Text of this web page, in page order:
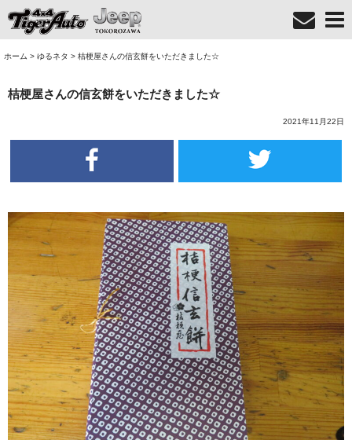
ホーム > ゆるネタ > 桔梗屋さんの信玄餅をいただきました☆
桔梗屋さんの信玄餅をいただきました☆
2021年11月22日